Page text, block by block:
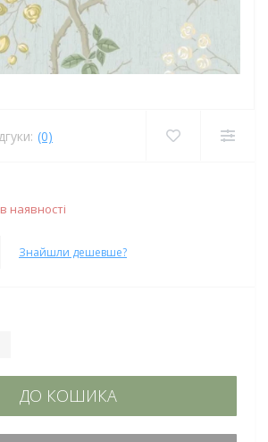
(0)
наявності
Знайшли дешевше?
ДО КОШИКА